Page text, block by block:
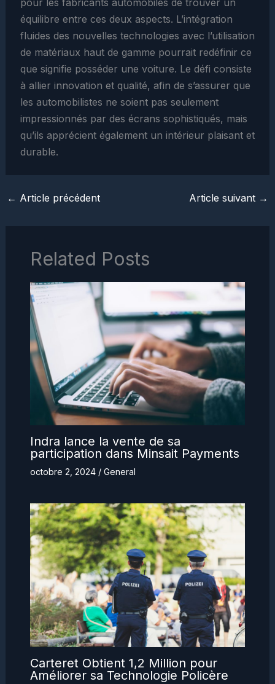
équilibre entre ces deux aspects. L’intégration
fluides des nouvelles technologies avec l’utilisation
de matériaux haut de gamme pourrait redéfinir ce
que signifie posséder une voiture. Le défi consiste
à allier innovation et qualité, afin de s’assurer que
les automobilistes ne soient pas seulement
impressionnés par des écrans sophistiqués, mais
qu’ils apprécient également un intérieur plaisant et
durable.
← Article précédent Article suivant →
Related Posts
Indra lance la vente de sa
participation dans Minsait Payments
octobre 2, 2024 / General
Carteret Obtient 1,2 Million pour
Améliorer sa Technologie Policère